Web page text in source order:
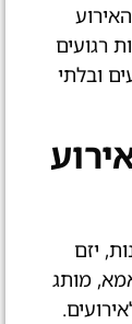
רגועים
ובלתי
יזם
מותג